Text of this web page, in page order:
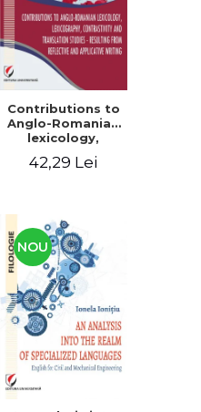
Contributions to
Anglo-Romanian
lexicology,
contrastivity and
reflective and
applicative
writing
42,29 Lei
NOU